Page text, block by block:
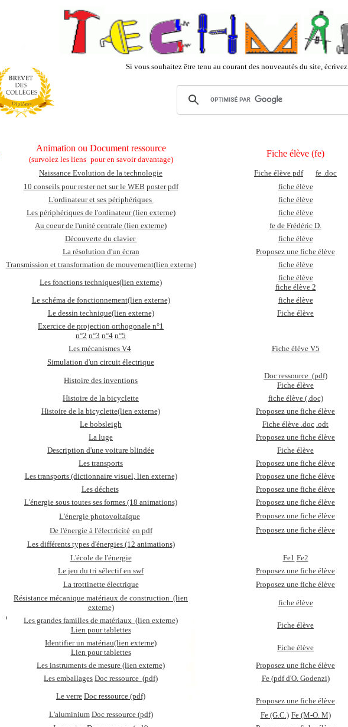
Si vous souhaitez être tenu au courant des nouveautés du site, écrivez
Animation ou Document ressource
(survolez les liens pour en savoir davantage)
Fiche élève (fe)
Naissance Evolution de la technologie Fiche élève pdf fe .doc
10 conseils pour rester net sur le WEB poster pdf fiche élève
L'ordinateur et ses périphériques fiche élève
Les périphériques de l'ordinateur (lien externe) fiche élève
Au coeur de l'unité centrale (lien externe) fe de Frédéric D.
Découverte du clavier fiche élève
La résolution d'un écran Proposez une fiche élève
Transmission et transformation de mouvement(lien externe) fiche élève
Les fonctions techniques(lien externe)
fiche élève
fiche élève 2
Le schéma de fonctionnement(lien externe) fiche élève
Le dessin technique(lien externe) Fiche élève
Exercice de projection orthogonale n°1
n°2 n°3 n°4 n°5
Les mécanismes V4 Fiche élève V5
Simulation d'un circuit électrique
Histoire des inventions
Doc ressource (pdf)
Fiche élève
Histoire de la bicyclette fiche élève (.doc)
Histoire de la bicyclette(lien externe) Proposez une fiche élève
Le bobsleigh Fiche élève .doc .odt
La luge Proposez une fiche élève
Description d'une voiture blindée Fiche élève
Les transports Proposez une fiche élève
Les transports (dictionnaire visuel, lien externe) Proposez une fiche élève
Les déchets Proposez une fiche élève
L'énergie sous toutes ses formes (18 animations) Proposez une fiche élève
L'énergie photovoltaïque Proposez une fiche élève
De l'énergie à l'électricité en pdf Proposez une fiche élève
Les différents types d'énergies (12 animations)
L'école de l'énergie Fe1 Fe2
Le jeu du tri sélectif en swf Proposez une fiche élève
La trottinette électrique Proposez une fiche élève
Résistance mécanique matériaux de construction (lien
externe)
fiche élève
Les grandes familles de matériaux (lien externe)
Lien pour tablettes
Fiche élève
Identifier un matériau(lien externe)
Lien pour tablettes
Fiche élève
Les instruments de mesure (lien externe) Proposez une fiche élève
Les emballages Doc ressource (pdf) Fe (pdf d'O. Godenzi)
Le verre Doc ressource (pdf)
Proposez une fiche élève
L'aluminium Doc ressource (pdf) Fe (G.C.) Fe (M-O. M)